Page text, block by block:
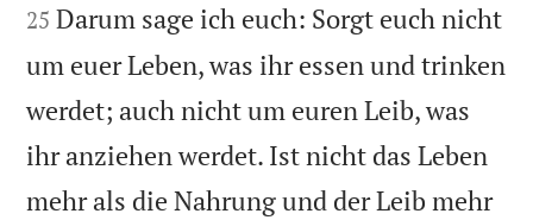
25 Darum sage ich euch: Sorgt euch nicht
um euer Leben, was ihr essen und trinken
werdet; auch nicht um euren Leib, was
ihr anziehen werdet. Ist nicht das Leben
mehr als die Nahrung und der Leib mehr